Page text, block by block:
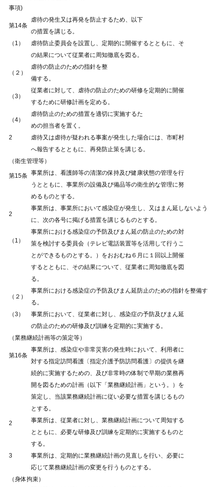
事項)
第14条
虐待の発生又は再発を防止するため、以下
の措置を講じる。
（1）
虐待防止委員会を設置し、定期的に開催するとともに、そ
の結果について従業者に周知徹底を図る。
（２）
虐待の防止のための指針を整
備する。
（3）
従業者に対して、虐待の防止のための研修を定期的に開催
するために研修計画を定める。
（4）
虐待防止のための措置を適切に実施するた
めの担当者を置く。
2
虐待又は虐待が疑われる事案が発生した場合には、市町村
へ報告するとともに、再発防止策を講じる。
（衛生管理等）
第15条 事業所は、看護師等の清潔の保持及び健康状態の管理を行
うとともに、事業所の設備及び備品等の衛生的な管理に努
めるものとする。
2
事業所は、事業所において感染症が発生し、又はまん延しないよう
に、次の各号に掲げる措置を講じるものとする。
（1）
事業所における感染症の予防及びまん延の防止のための対
策を検討する委員会（テレビ電話装置等を活用して行うこ
とができるものとする。）をおおむね６月に１回以上開催
するとともに、その結果について、従業者に周知徹底を図
る。
（２）
事業所における感染症の予防及びまん延防止のための指針を整備す
る。
（3）
事業所において、従業者に対し、感染症の予防及びまん延
の防止のための研修及び訓練を定期的に実施する。
（業務継続計画等の策定等）
第16条
事業所は、感染症や非常災害の発生時において、利用者に
対する指定訪問看護〔指定介護予防訪問看護〕の提供を継
続的に実施するための、及び非常時の体制で早期の業務再
開を図るための計画（以下「業務継続計画」という。）を
策定し、当該業務継続計画に従い必要な措置を講じるもの
とする。
2
事業所は、従業者に対し、業務継続計画について周知する
とともに、必要な研修及び訓練を定期的に実施するものと
する。
3
事業所は、定期的に業務継続計画の見直しを行い、必要に
応じて業務継続計画の変更を行うものとする。
（身体拘束）